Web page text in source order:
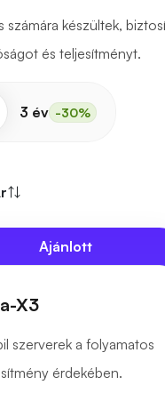
készültek,
és teljesítményt.
3 év -30%
Ajánlott
X3
szerverek a folyamatos
érdekében.